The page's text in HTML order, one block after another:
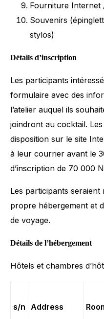
Fourniture Internet
Souvenirs
stylos)
Détails d’inscription
Les participants
formulaire avec des
l’atelier auquel ils
joindront au cocktail.
disposition sur le site
à leur courrier avant le
d’inscription de 70 000
Les participants
propre hébergement et
de voyage.
Détails de l’hébergement
Hôtels et chambres
s/n Address